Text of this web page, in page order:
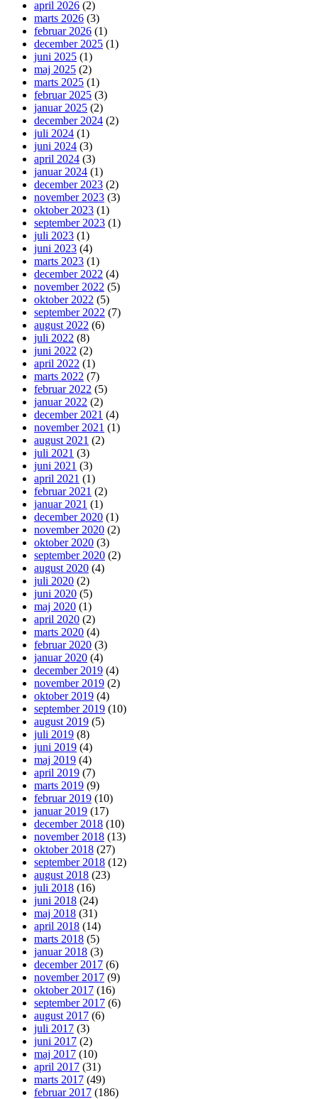
april 2026 (2)
marts 2026 (3)
februar 2026 (1)
december 2025 (1)
juni 2025 (1)
maj 2025 (2)
marts 2025 (1)
februar 2025 (3)
januar 2025 (2)
december 2024 (2)
juli 2024 (1)
juni 2024 (3)
april 2024 (3)
januar 2024 (1)
december 2023 (2)
november 2023 (3)
oktober 2023 (1)
september 2023 (1)
juli 2023 (1)
juni 2023 (4)
marts 2023 (1)
december 2022 (4)
november 2022 (5)
oktober 2022 (5)
september 2022 (7)
august 2022 (6)
juli 2022 (8)
juni 2022 (2)
april 2022 (1)
marts 2022 (7)
februar 2022 (5)
januar 2022 (2)
december 2021 (4)
november 2021 (1)
august 2021 (2)
juli 2021 (3)
juni 2021 (3)
april 2021 (1)
februar 2021 (2)
januar 2021 (1)
december 2020 (1)
november 2020 (2)
oktober 2020 (3)
september 2020 (2)
august 2020 (4)
juli 2020 (2)
juni 2020 (5)
maj 2020 (1)
april 2020 (2)
marts 2020 (4)
februar 2020 (3)
januar 2020 (4)
december 2019 (4)
november 2019 (2)
oktober 2019 (4)
september 2019 (10)
august 2019 (5)
juli 2019 (8)
juni 2019 (4)
maj 2019 (4)
april 2019 (7)
marts 2019 (9)
februar 2019 (10)
januar 2019 (17)
december 2018 (10)
november 2018 (13)
oktober 2018 (27)
september 2018 (12)
august 2018 (23)
juli 2018 (16)
juni 2018 (24)
maj 2018 (31)
april 2018 (14)
marts 2018 (5)
januar 2018 (3)
december 2017 (6)
november 2017 (9)
oktober 2017 (16)
september 2017 (6)
august 2017 (6)
juli 2017 (3)
juni 2017 (2)
maj 2017 (10)
april 2017 (31)
marts 2017 (49)
februar 2017 (186)